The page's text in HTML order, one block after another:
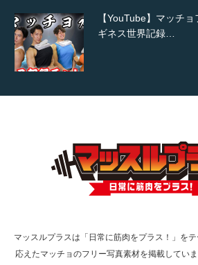
ギネス世界記録…
【TV】TBS番組「ひ
TOKYO FMラジオ番組
で紹介さ…
マッスルプラスは「日常に筋肉をプラス！」を
応えたマッチョのフリー写真素材を掲載してい